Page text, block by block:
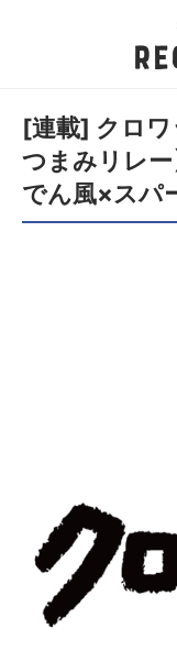
[連載] クロ
つまみリレ
でん風×スパ